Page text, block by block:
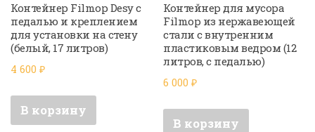
Контейнер Filmop Desy с
педалью и креплением
для установки на стену
(белый, 17 литров)
4 600 ₽
В корзину
Контейнер для мусора
Filmop из нержавеющей
стали с внутренним
пластиковым ведром (12
литров, с педалью)
6 000₽
В корзину